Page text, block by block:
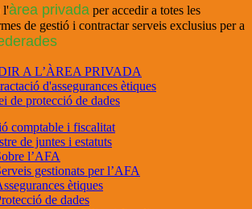
l'àrea privada per accedir a totes les
de gestió i contractar serveis exclusius per a
A L’ÀREA PRIVADA
l’AFA
gestionats per l’AFA
ètiques
de dades